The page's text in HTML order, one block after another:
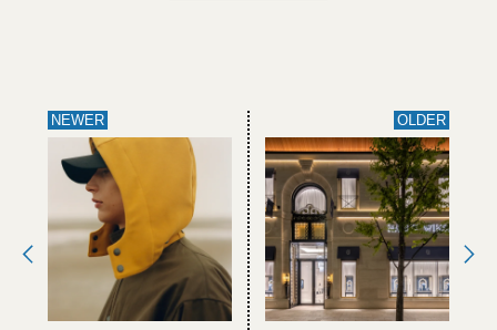
NEWER OLDER